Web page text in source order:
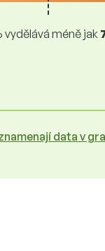
vydělává méně jak
data v